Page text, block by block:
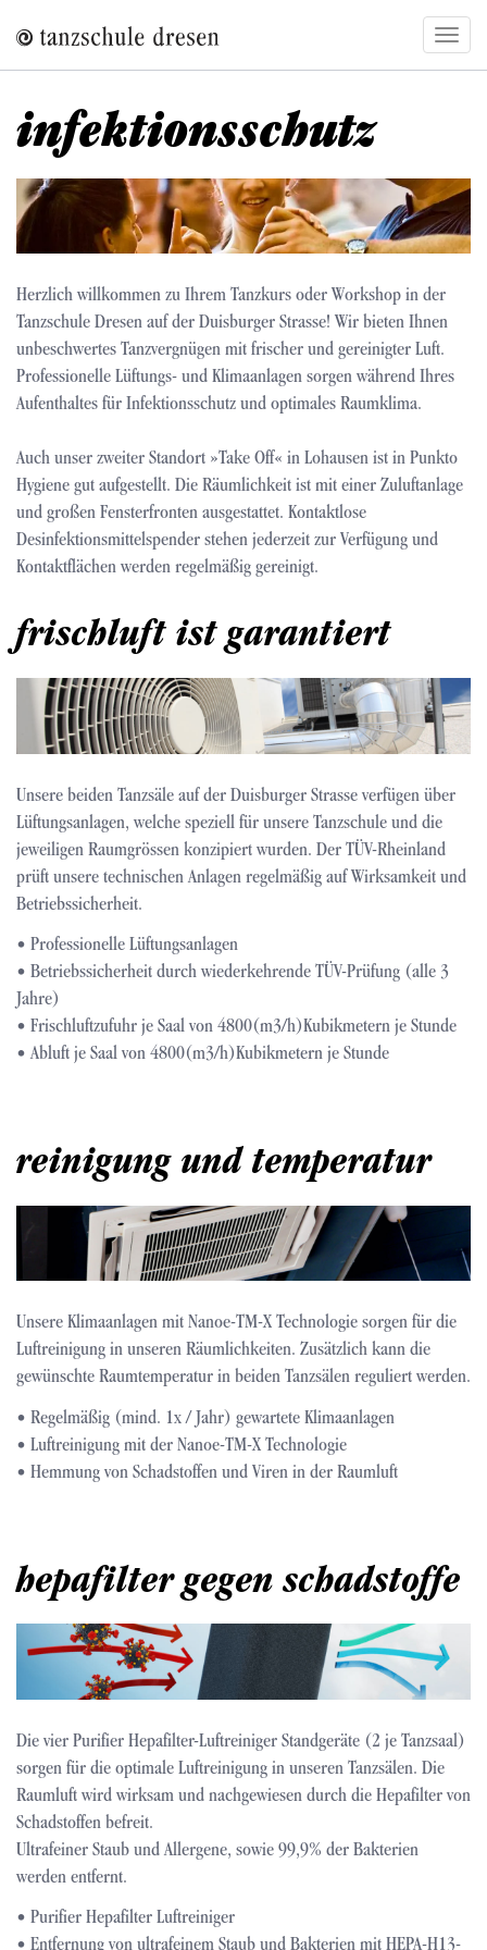
zum
Inhalt
infektionsschutz
Herzlich willkommen zu Ihrem Tanzkurs oder Workshop in der
Tanzschule Dresen auf der Duisburger Strasse! Wir bieten Ihnen
unbeschwertes Tanzvergnügen mit frischer und gereinigter Luft.
Professionelle Lüftungs- und Klimaanlagen sorgen während Ihres
Aufenthaltes für Infektionsschutz und optimales Raumklima.
Auch unser zweiter Standort »Take Off« in Lohausen ist in Punkto
Hygiene gut aufgestellt. Die Räumlichkeit ist mit einer Zuluftanlage
und großen Fensterfronten ausgestattet. Kontaktlose
Desinfektionsmittelspender stehen jederzeit zur Verfügung und
Kontaktflächen werden regelmäßig gereinigt.
frischluft ist garantiert
Unsere beiden Tanzsäle auf der Duisburger Strasse verfügen über
Lüftungsanlagen, welche speziell für unsere Tanzschule und die
jeweiligen Raumgrössen konzipiert wurden. Der TÜV-Rheinland
prüft unsere technischen Anlagen regelmäßig auf Wirksamkeit und
Betriebssicherheit.
• Professionelle Lüftungsanlagen
• Betriebssicherheit durch wiederkehrende TÜV-Prüfung (alle 3
Jahre)
• Frischluftzufuhr je Saal von 4800(m3/h)Kubikmetern je Stunde
• Abluft je Saal von 4800(m3/h)Kubikmetern je Stunde
reinigung und temperatur
Unsere Klimaanlagen mit Nanoe-TM-X Technologie sorgen für die
Luftreinigung in unseren Räumlichkeiten. Zusätzlich kann die
gewünschte Raumtemperatur in beiden Tanzsälen reguliert werden.
• Regelmäßig (mind. 1x / Jahr) gewartete Klimaanlagen
• Luftreinigung mit der Nanoe-TM-X Technologie
• Hemmung von Schadstoffen und Viren in der Raumluft
hepafilter gegen schadstoffe
Die vier Purifier Hepafilter-Luftreiniger Standgeräte (2 je Tanzsaal)
sorgen für die optimale Luftreinigung in unseren Tanzsälen. Die
Raumluft wird wirksam und nachgewiesen durch die Hepafilter von
Schadstoffen befreit.
Ultrafeiner Staub und Allergene, sowie 99,9% der Bakterien
werden entfernt.
• Purifier Hepafilter Luftreiniger
• Entfernung von ultrafeinem Staub und Bakterien mit HEPA-H13-